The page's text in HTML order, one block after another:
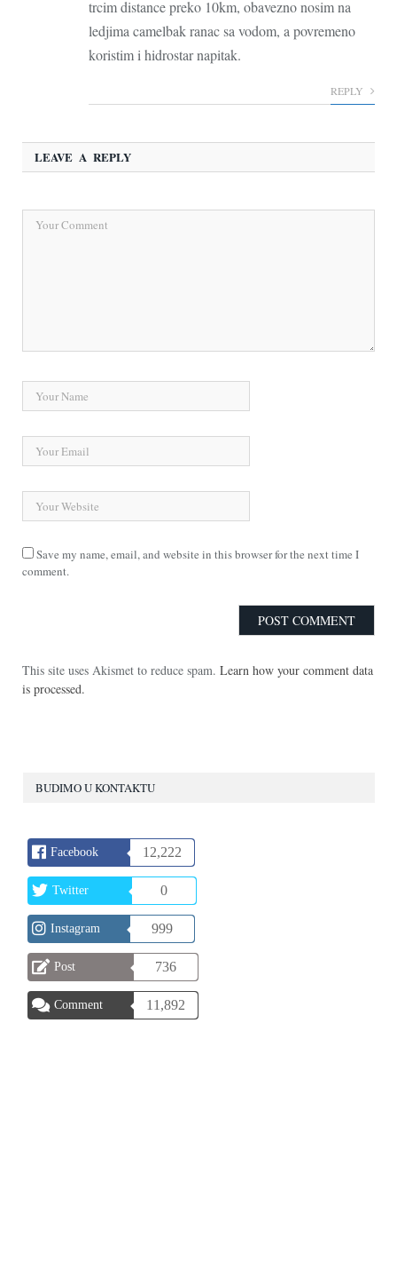
trcim distance preko 10km, obavezno nosim na
ledjima camelbak ranac sa vodom, a povremeno
koristim i hidrostar napitak.
REPLY
LEAVE A REPLY
Save my name, email, and website in this browser for the next time I
comment.
This site uses Akismet to reduce spam. Learn how your comment data
is processed.
BUDIMO U KONTAKTU
Facebook 12,222
Twitter 0
Instagram 999
Post 736
Comment 11,892